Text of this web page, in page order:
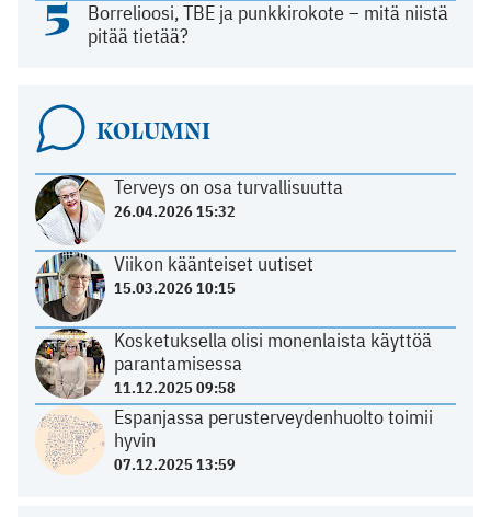
5
Borrelioosi, TBE ja punkkirokote – mitä niistä
pitää tietää?
KOLUMNI
Terveys on osa turvallisuutta
26.04.2026 15:32
Viikon käänteiset uutiset
15.03.2026 10:15
Kosketuksella olisi monenlaista käyttöä
parantamisessa
11.12.2025 09:58
Espanjassa perusterveydenhuolto toimii
hyvin
07.12.2025 13:59